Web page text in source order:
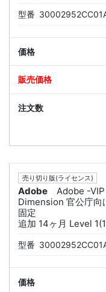
型番
売り切り版(ライセンス)
Adobe
Adobe -
Dimension 官公庁向
固定
追加 14ヶ月 Level
型番